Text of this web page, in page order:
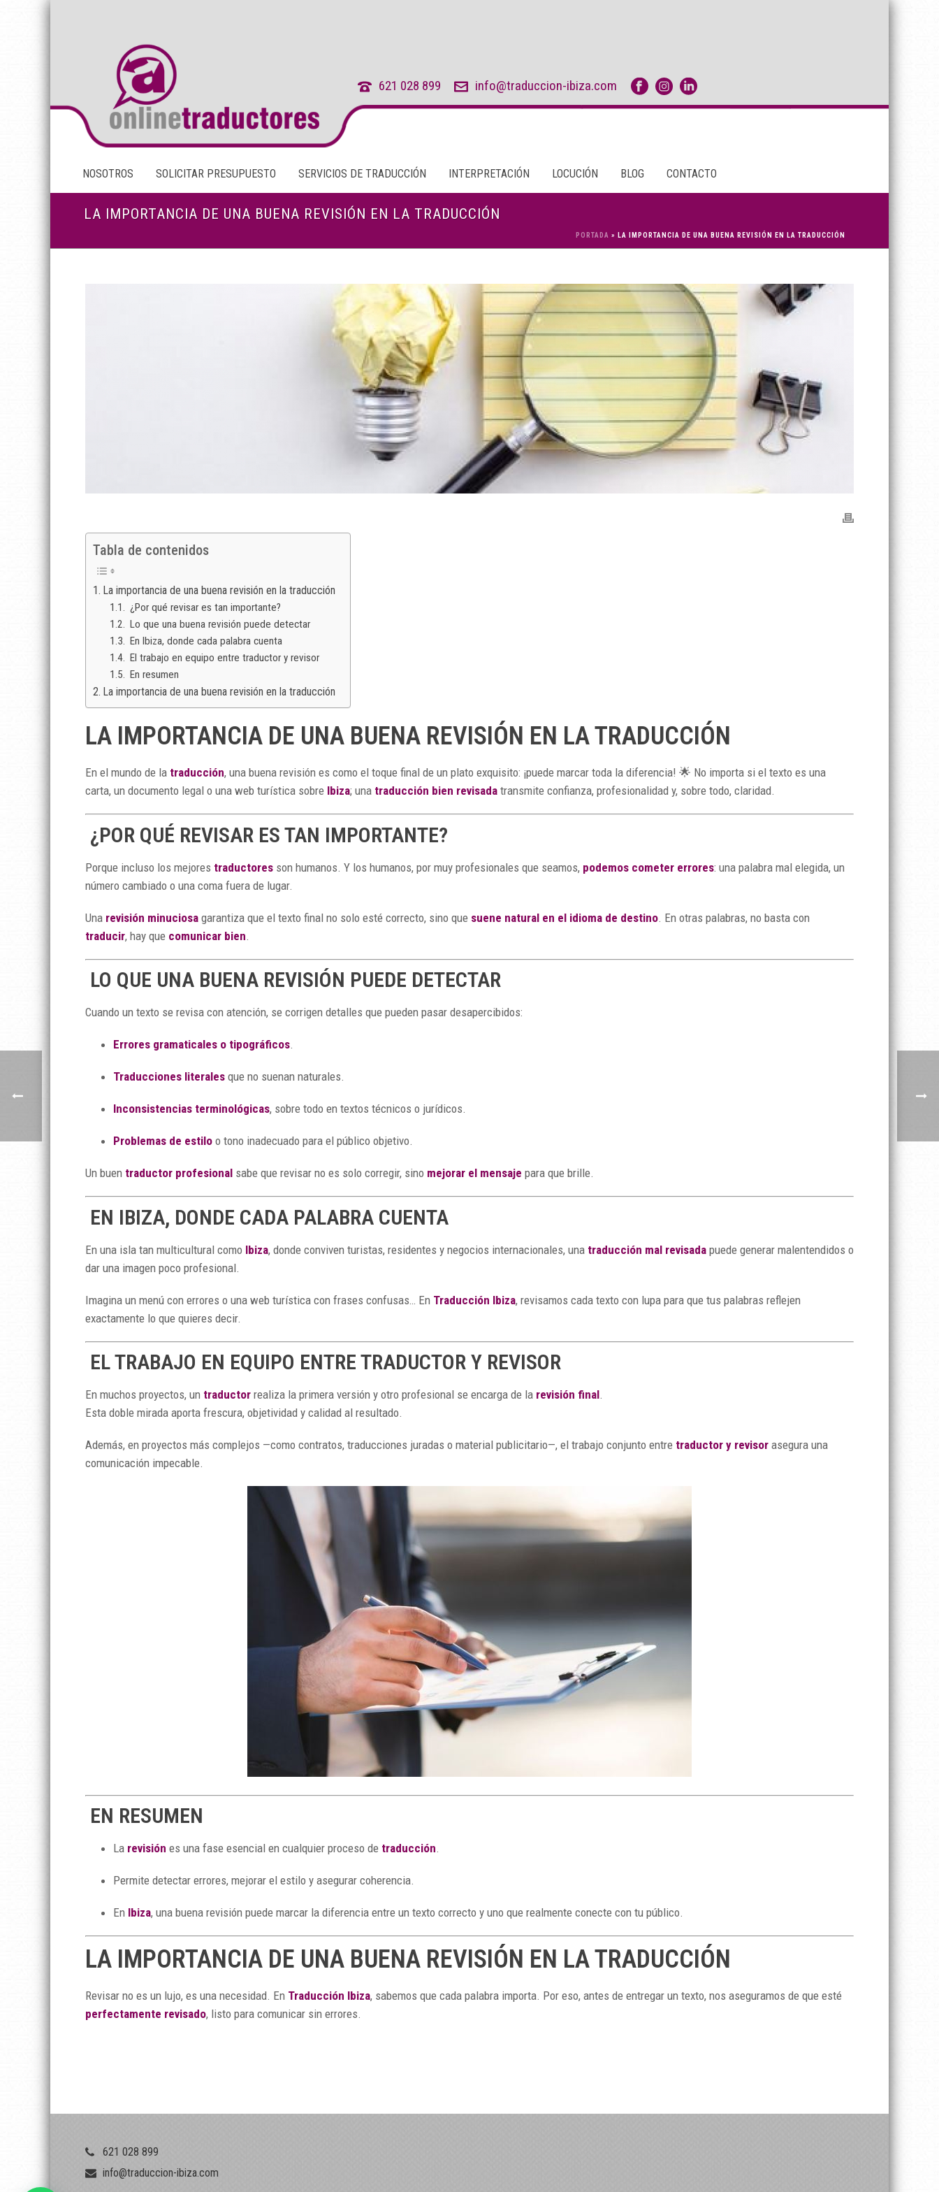
621 028 899 info@traduccion-ibiza.com
NOSOTROS SOLICITAR PRESUPUESTO SERVICIOS DE TRADUCCIÓN INTERPRETACIÓN LOCUCIÓN BLOG CONTACTO
LA IMPORTANCIA DE UNA BUENA REVISIÓN EN LA TRADUCCIÓN
PORTADA » LA IMPORTANCIA DE UNA BUENA REVISIÓN EN LA TRADUCCIÓN
Tabla de contenidos
La importancia de una buena revisión en la traducción
¿Por qué revisar es tan importante?
Lo que una buena revisión puede detectar
En Ibiza, donde cada palabra cuenta
El trabajo en equipo entre traductor y revisor
En resumen
La importancia de una buena revisión en la traducción
LA IMPORTANCIA DE UNA BUENA REVISIÓN EN LA TRADUCCIÓN
En el mundo de la traducción, una buena revisión es como el toque final de un plato exquisito: ¡puede marcar toda la diferencia! 🌟 No importa si el texto es una
carta, un documento legal o una web turística sobre Ibiza; una traducción bien revisada transmite confianza, profesionalidad y, sobre todo, claridad.
¿POR QUÉ REVISAR ES TAN IMPORTANTE?
Porque incluso los mejores traductores son humanos. Y los humanos, por muy profesionales que seamos, podemos cometer errores: una palabra mal elegida, un
número cambiado o una coma fuera de lugar.
Una revisión minuciosa garantiza que el texto final no solo esté correcto, sino que suene natural en el idioma de destino . En otras palabras, no basta con
traducir, hay que comunicar bien
LO QUE UNA BUENA REVISIÓN PUEDE DETECTAR
Cuando un texto se revisa con atención, se corrigen detalles que pueden pasar desapercibidos:
Errores gramaticales o tipográficos.
Traducciones literalesque no suenan naturales.
Inconsistencias terminológicas, sobre todo en textos técnicos o jurídicos.
Problemas de estiloo tono inadecuado para el público objetivo.
Un buen traductor profesional sabe que revisar no es solo corregir, sino mejorar el mensaje para que brille.
EN IBIZA, DONDE CADA PALABRA CUENTA
En una isla tan multicultural como Ibiza, donde conviven turistas, residentes y negocios internacionales, una traducción mal revisada puede generar malentendidos o
dar una imagen poco profesional.
Imagina un menú con errores o una web turística con frases confusas… En Traducción Ibiza, revisamos cada texto con lupa para que tus palabras reflejen
exactamente lo que quieres decir.
EL TRABAJO EN EQUIPO ENTRE TRADUCTOR Y REVISOR
En muchos proyectos, un traductor realiza la primera versión y otro profesional se encarga de la revisión final.
Esta doble mirada aporta frescura, objetividad y calidad al resultado.
Además, en proyectos más complejos —como contratos, traducciones juradas o material publicitario—, el trabajo conjunto entre traductor y revisor asegura una
comunicación impecable.
EN RESUMEN
La revisión es una fase esencial en cualquier proceso de traducción.
Permite detectar errores, mejorar el estilo y asegurar coherencia.
En Ibiza, una buena revisión puede marcar la diferencia entre un texto correcto y uno que realmente conecte con tu público.
LA IMPORTANCIA DE UNA BUENA REVISIÓN EN LA TRADUCCIÓN
Revisar no es un lujo, es una necesidad. En Traducción Ibiza, sabemos que cada palabra importa. Por eso, antes de entregar un texto, nos aseguramos de que esté
perfectamente revisado, listo para comunicar sin errores.
621 028 899
info@traduccion-ibiza.com